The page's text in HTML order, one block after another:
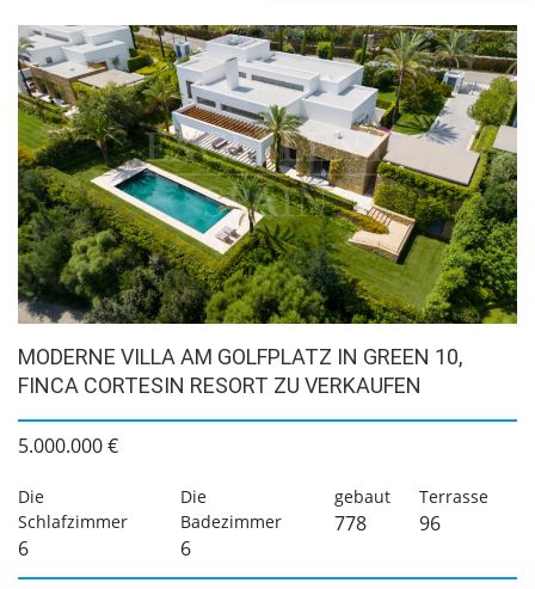
MODERNE VILLA AM GOLFPLATZ IN GREEN 10,
FINCA CORTESIN RESORT ZU VERKAUFEN
5.000.000 €
Die
Schlafzimmer
6
Die
Badezimmer
6
gebaut
778
Terrasse
96